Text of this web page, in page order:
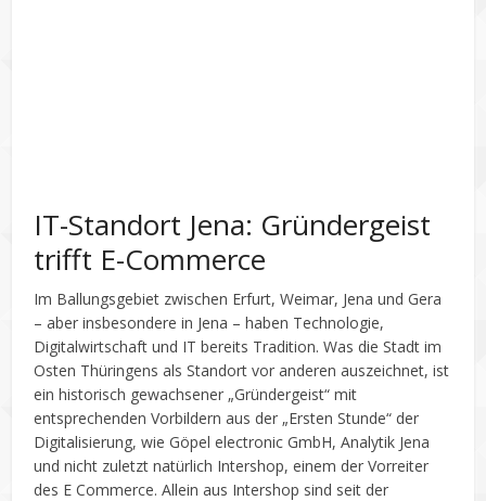
IT-Standort Jena: Gründergeist
trifft E-Commerce
Im Ballungsgebiet zwischen Erfurt, Weimar, Jena und Gera
– aber insbesondere in Jena – haben Technologie,
Digitalwirtschaft und IT bereits Tradition. Was die Stadt im
Osten Thüringens als Standort vor anderen auszeichnet, ist
ein historisch gewachsener „Gründergeist“ mit
entsprechenden Vorbildern aus der „Ersten Stunde“ der
Digitalisierung, wie Göpel electronic GmbH, Analytik Jena
und nicht zuletzt natürlich Intershop, einem der Vorreiter
des E Commerce. Allein aus Intershop sind seit der